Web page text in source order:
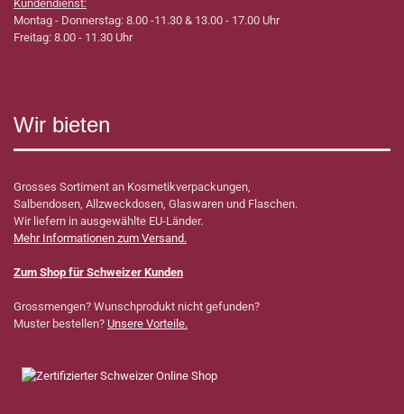
Kundendienst:
Montag - Donnerstag: 8.00 -11.30 & 13.00 - 17.00 Uhr
Freitag: 8.00 - 11.30 Uhr
Wir bieten
Grosses Sortiment an Kosmetikverpackungen,
Salbendosen, Allzweckdosen, Glaswaren und Flaschen.
Wir liefern in ausgewählte EU-Länder.
Mehr Informationen zum Versand.
Zum Shop für Schweizer Kunden
Grossmengen? Wunschprodukt nicht gefunden?
Muster bestellen? Unsere Vorteile.